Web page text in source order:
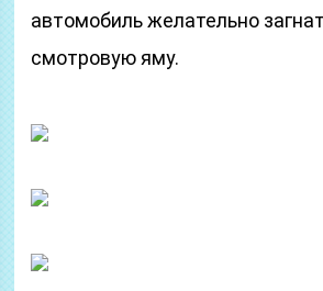
автомобиль желательно
смотровую яму.